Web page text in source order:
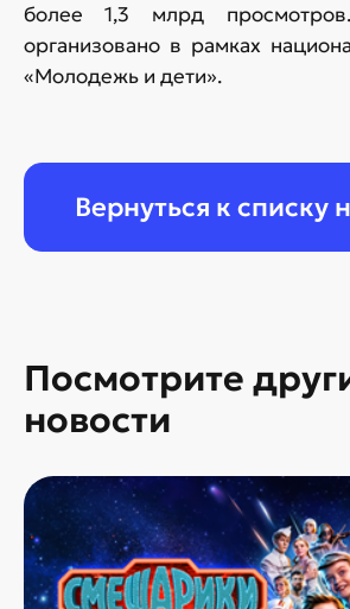
более 1,3 млрд
организовано в рамках
«Молодежь и дети».
Вернуться к списку
Посмотрите
новости